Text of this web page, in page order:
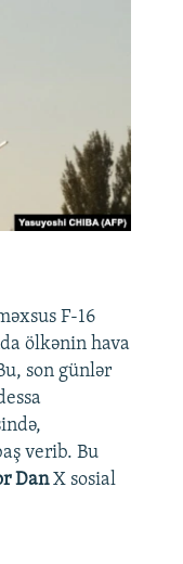
F-16
ölkənin hava
son günlər
verib. Bu
DanX sosial